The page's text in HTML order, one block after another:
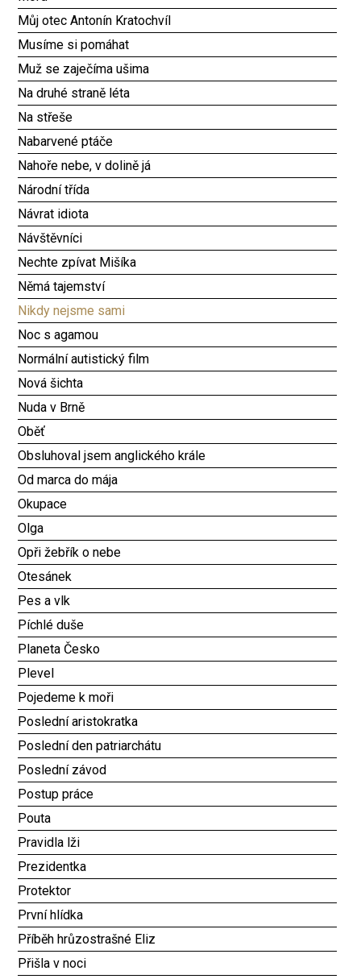
Můj otec Antonín Kratochvíl
Musíme si pomáhat
Muž se zaječíma ušima
Na druhé straně léta
Na střeše
Nabarvené ptáče
Nahoře nebe, v dolině já
Národní třída
Návrat idiota
Návštěvníci
Nechte zpívat Mišíka
Němá tajemství
Nikdy nejsme sami
Noc s agamou
Normální autistický film
Nová šichta
Nuda v Brně
Oběť
Obsluhoval jsem anglického krále
Od marca do mája
Okupace
Olga
Opři žebřík o nebe
Otesánek
Pes a vlk
Píchlé duše
Planeta Česko
Plevel
Pojedeme k moři
Poslední aristokratka
Poslední den patriarchátu
Poslední závod
Postup práce
Pouta
Pravidla lži
Prezidentka
Protektor
První hlídka
Příběh hrůzostrašné Eliz
Přišla v noci